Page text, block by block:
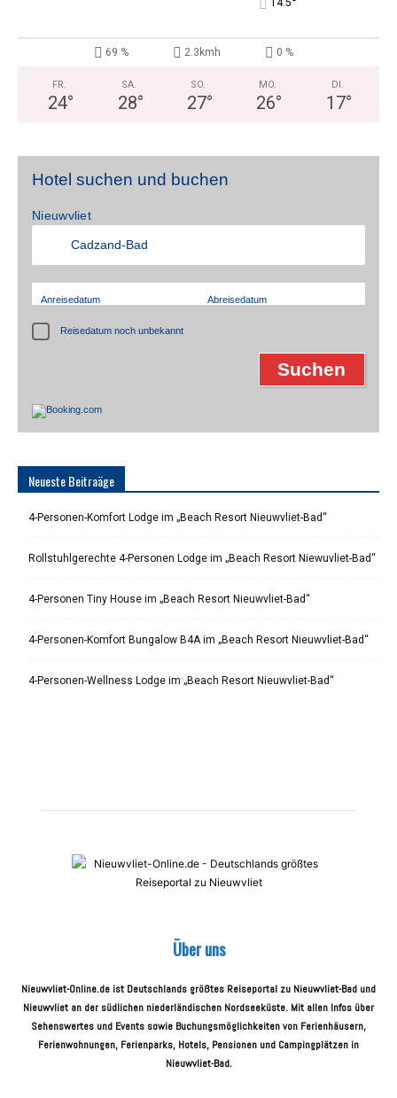
14.5
69 % 2.3kmh 0 %
FR.
24°
SA.
28°
SO.
27°
MO.
26°
DI.
17°
Hotel suchen und buchen
Nieuwvliet
Anreisedatum Abreisedatum
Reisedatum noch unbekannt
Neueste Beitraäge
4-Personen-Komfort Lodge im „Beach Resort Nieuwvliet-Bad“
Rollstuhlgerechte 4-Personen Lodge im „Beach Resort Niewuvliet-Bad“
4-Personen Tiny House im „Beach Resort Nieuwvliet-Bad“
4-Personen-Komfort Bungalow B4A im „Beach Resort Nieuwvliet-Bad“
4-Personen-Wellness Lodge im „Beach Resort Nieuwvliet-Bad“
Über uns
Nieuwvliet-Online.de ist Deutschlands größtes Reiseportal zu Nieuwvliet-Bad und
Nieuwvliet an der südlichen niederländischen Nordseeküste. Mit allen Infos über
Sehenswertes und Events sowie Buchungsmöglichkeiten von Ferienhäusern,
Ferienwohnungen, Ferienparks, Hotels, Pensionen und Campingplätzen in
Nieuwvliet-Bad.